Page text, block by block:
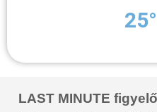
LAST MINUTE figyelő